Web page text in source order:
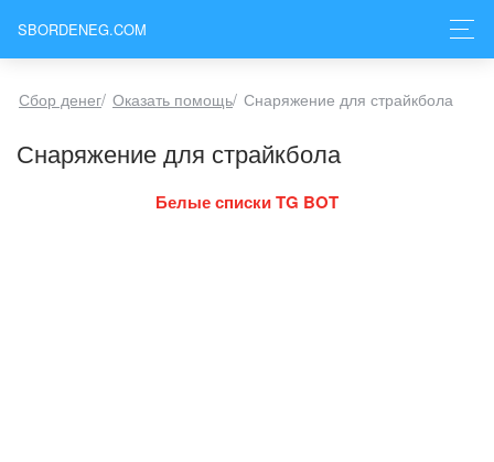
SBORDENEG.COM
Сбор денег/ Оказать помощь/ Снаряжение для страйкбола
Снаряжение для страйкбола
Белые списки TG BOT